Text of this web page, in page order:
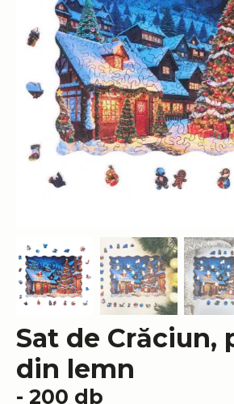
Sat de Crăciun,
din lemn
- 200 db